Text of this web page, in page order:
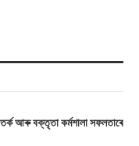
তৰ্ক আৰু বক্তৃতা কৰ্মশালা সফলতাৰে